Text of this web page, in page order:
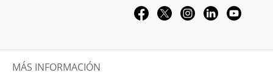
MÁS INFORMACIÓN